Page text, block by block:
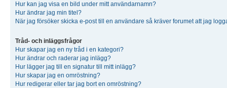
Hur kan jag visa en bild under mitt användarnamn?
Hur ändrar jag min titel?
När jag försöker skicka e-post till en användare så kräver forumet att jag
Tråd- och inläggsfrågor
Hur skapar jag en ny tråd i en kategori?
Hur ändrar och raderar jag inlägg?
Hur lägger jag till en signatur till mitt inlägg?
Hur skapar jag en omröstning?
Hur redigerar eller tar jag bort en omröstning?